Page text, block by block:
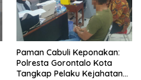
Paman Cabuli Keponakan:
Polresta Gorontalo Kota
Tangkap Pelaku Kejahatan